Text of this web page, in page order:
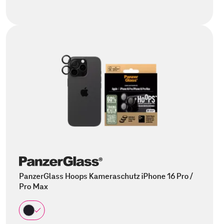
PanzerGlass Hoops Kameraschutz iPhone 16 Pro /
Pro Max